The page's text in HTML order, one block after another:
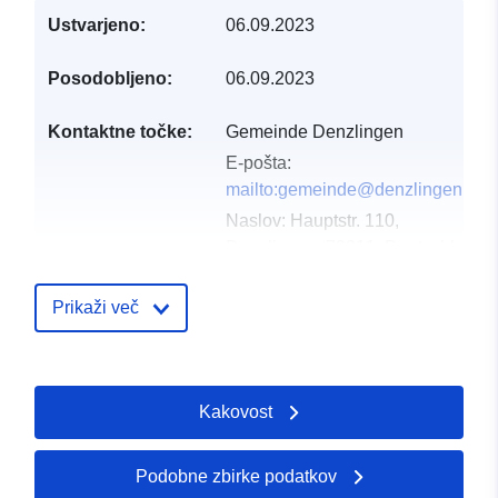
Ustvarjeno: 06.09.2023
Posodobljeno: 06.09.2023
Kontaktne točke:
Gemeinde Denzlingen
E-pošta:
mailto:gemeinde@denzlingen.de
Naslov: Hauptstr. 110,
2026
Posodobljeno na spletišču
25 July 2026
Prikaži več
Kakovost
Podobne zbirke podatkov